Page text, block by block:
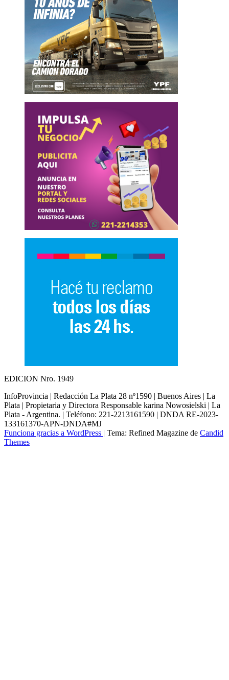
EDICION Nro. 1949
InfoProvincia | Redacción La Plata 28 nº1590 | Buenos Aires | La
Plata | Propietaria y Directora Responsable karina Nowosielski | La
Plata - Argentina. | Teléfono: 221-2213161590 | DNDA RE-2023-
133161370-APN-DNDA#MJ
Funciona gracias a WordPress | Tema: Refined Magazine de Candid
Themes